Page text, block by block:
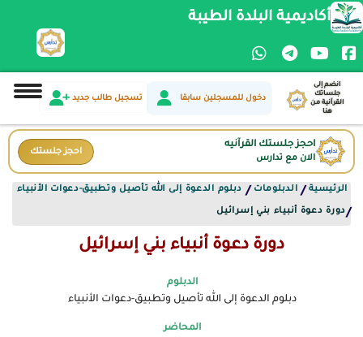
أكاديمية البلدة الطيبة
دخول للمسجلين سابقا تسجيل طالب جديد
انضم إلى
جلساتك
القرآنية من
هنا
احجز جلستك القرآنيه
الان مع تدارس
احجز جلستك
الرئيسية / الدبلومات / دبلوم الدعوة إلى الله تأصيل وتطبيق-دعوات الأنبياء
/دورة دعوة أنبياء بني إسرائيل
دورة دعوة أنبياء بني إسرائيل
الدبلوم
دبلوم الدعوة إلى الله تأصيل وتطبيق-دعوات الأنبياء
المحاضر